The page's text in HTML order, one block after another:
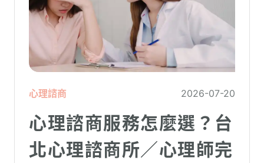
心理諮商 2026-07-20
心理諮商服務怎麼選？台
北心理諮商所／心理師完